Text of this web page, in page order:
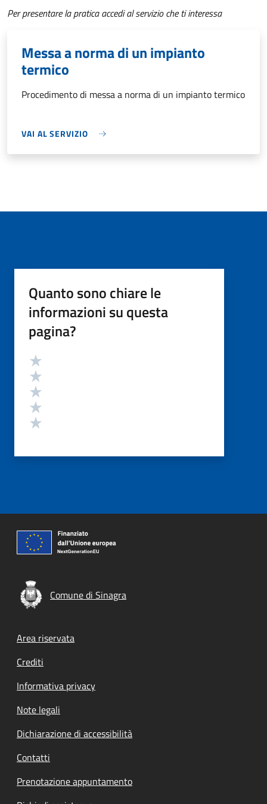
Per presentare la pratica accedi al servizio che ti interessa
Messa a norma di un impianto
termico
Procedimento di messa a norma di un impianto termico
VAI AL SERVIZIO
Quanto sono chiare le
informazioni su questa
pagina?
Valutazione
Comune di Sinagra
Footer menu
Area riservata
Crediti
Informativa privacy
Note legali
Dichiarazione di accessibilità
Contatti
Prenotazione appuntamento